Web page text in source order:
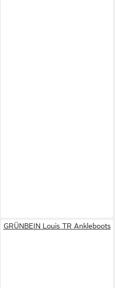
GRÜNBEIN Louis TR Ankleboots